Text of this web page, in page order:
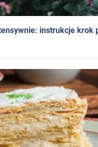
instrukcje krok